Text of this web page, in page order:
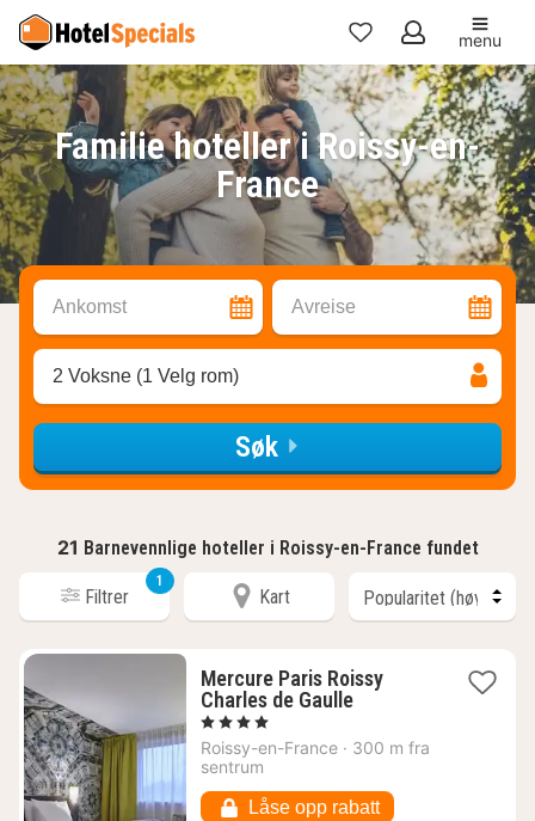
Mine
favoritter
menu
Familie hoteller i Roissy-en-
France
Ankomst Avreise
2 Voksne (1 Velg rom)
Søk
21 Barnevennlige hoteller i Roissy-en-France fundet
Filtrer
1
Kart
Mercure Paris Roissy
Charles de Gaulle1
fra
, 4 Stjerner
Roissy-en-France · 300 m fra
sentrum
Låse opp rabatt